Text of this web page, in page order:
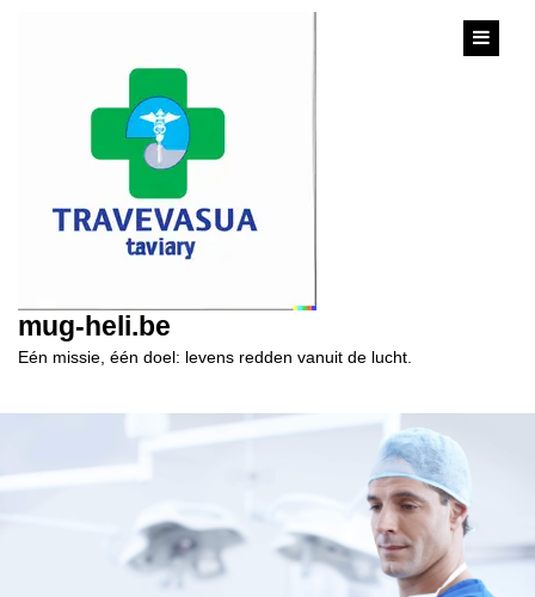
mug-heli.be
Eén missie, één doel: levens redden vanuit de lucht.